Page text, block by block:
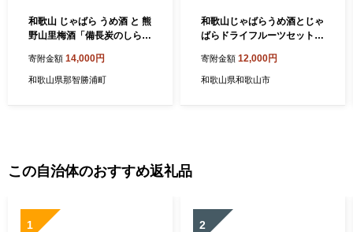
和歌山 じゃばら うめ酒 と 熊
野山里梅酒「備長炭のしら
寄附金額 14,000円
和歌山県那智勝浦町
和歌山じゃばらうめ酒とじゃ
ばらドライフルーツセット
CS3］
寄附金額 12,000円
和歌山県和歌山市
この自治体のおすすめ返礼品
1 2